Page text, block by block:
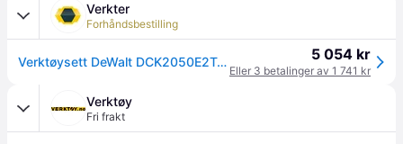
Verkter
Forhåndsbestilling
Verktøysett DeWalt DCK2050E2T-QW (DCD805 + DCF850); 18 V; 2x1,7 Ah batt. 5 054 kr
Eller 3 betalinger av 1 741 kr
Verktøy
Fri frakt